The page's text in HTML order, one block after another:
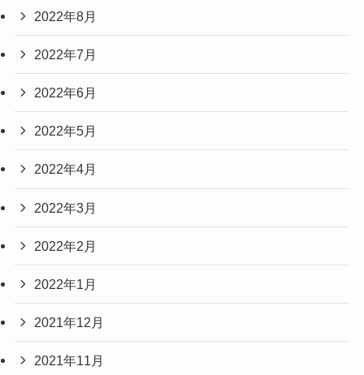
2022年8月
2022年7月
2022年6月
2022年5月
2022年4月
2022年3月
2022年2月
2022年1月
2021年12月
2021年11月